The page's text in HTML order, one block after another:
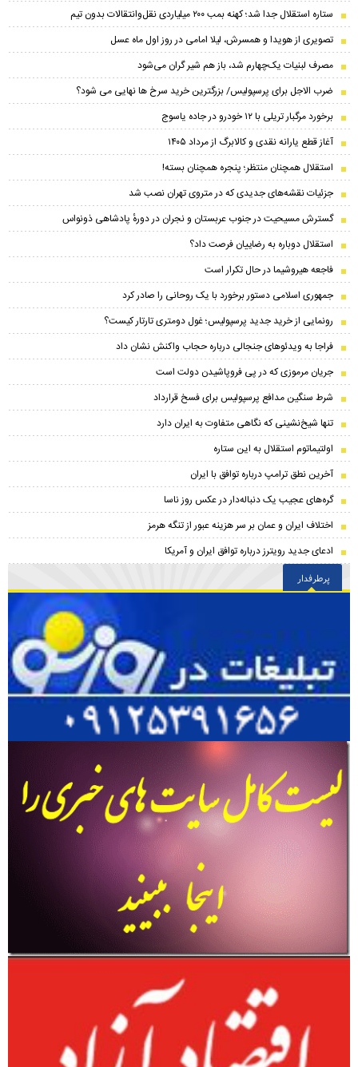
ستاره استقلال جدا شد؛ کهنه بمب ۲۰۰ میلیاردی نقل‌وانتقالات بدون تیم
تصویری از هویدا و همسرش، لیلا امامی در روز اول ماه عسل
مصرف لبنیات یک‌چهارم شد، باز هم شیر گران می‌شود
ضرب الاجل برای پرسپولیس/ بزرگترین خرید سرخ ها نهایی می شود؟
برخورد مرگبار تریلی با ۱۲ خودرو در جاده یاسوج
آغاز قطع یارانه نقدی و کالابرگ از مرداد ۱۴۰۵
استقلال همچنان منتظر؛ پنجره همچنان بسته!
جزئیات نقشه‌های جدیدی که در متروی تهران نصب شد
گسترش مسیحیت در جنوب عربستان و نجران در دورهٔ پادشاهی ذونواس
استقلال دوباره به رضاییان فرصت داد؟
فاجعه هیروشیما در حال تکرار است
جمهوری اسلامی دستور برخورد با یک روحانی را صادر کرد
رونمایی از خرید جدید پرسپولیس؛ غول دومتری تارتار کیست؟
فراجا به ویدئوهای جنجالی درباره حجاب واکنش نشان داد
جریان مرموزی که در پی فروپاشیدن دولت است
شرط سنگین مدافع پرسپولیس برای فسخ قرارداد
تنها شیخ‌نشینی که نگاهی متفاوت به ایران دارد
اولتیماتوم استقلال به این ستاره
آخرین نطق ترامپ درباره توافق با ایران
گره‌های عجیب یک دنباله‌دار در عکس روز ناسا
اختلاف ایران و عمان بر سر هزینه عبور از تنگه هرمز
ادعای جدید رویترز درباره توافق ایران و آمریکا
پرطرفدار